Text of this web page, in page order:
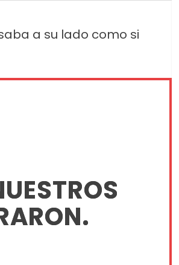
a su lado como si